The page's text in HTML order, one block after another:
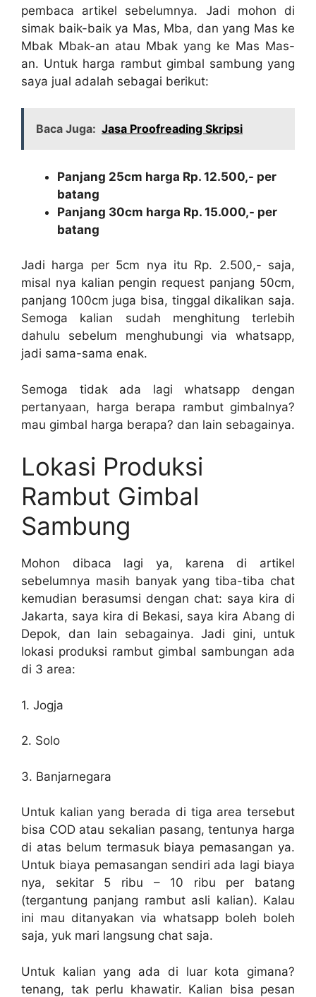
pembaca artikel sebelumnya. Jadi mohon di
simak baik-baik ya Mas, Mba, dan yang Mas ke
Mbak Mbak-an atau Mbak yang ke Mas Mas-
an. Untuk harga rambut gimbal sambung yang
saya jual adalah sebagai berikut:
Baca Juga: Jasa Proofreading Skripsi
Panjang 25cm harga Rp. 12.500,- per
batang
Panjang 30cm harga Rp. 15.000,- per
batang
Jadi harga per 5cm nya itu Rp. 2.500,- saja,
misal nya kalian pengin request panjang 50cm,
panjang 100cm juga bisa, tinggal dikalikan saja.
Semoga kalian sudah menghitung terlebih
dahulu sebelum menghubungi via whatsapp,
jadi sama-sama enak.
Semoga tidak ada lagi whatsapp dengan
pertanyaan, harga berapa rambut gimbalnya?
mau gimbal harga berapa? dan lain sebagainya.
Lokasi Produksi
Rambut Gimbal
Sambung
Mohon dibaca lagi ya, karena di artikel
sebelumnya masih banyak yang tiba-tiba chat
kemudian berasumsi dengan chat: saya kira di
Jakarta, saya kira di Bekasi, saya kira Abang di
Depok, dan lain sebagainya. Jadi gini, untuk
lokasi produksi rambut gimbal sambungan ada
di 3 area:
1. Jogja
2. Solo
3. Banjarnegara
Untuk kalian yang berada di tiga area tersebut
bisa COD atau sekalian pasang, tentunya harga
di atas belum termasuk biaya pemasangan ya.
Untuk biaya pemasangan sendiri ada lagi biaya
nya, sekitar 5 ribu – 10 ribu per batang
(tergantung panjang rambut asli kalian). Kalau
ini mau ditanyakan via whatsapp boleh boleh
saja, yuk mari langsung chat saja.
Untuk kalian yang ada di luar kota gimana?
tenang, tak perlu khawatir. Kalian bisa pesan